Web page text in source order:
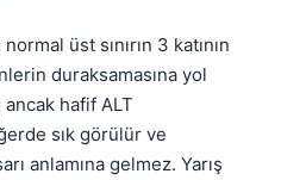
üst sınırın 3 katının
duraksamasına yol
hafif ALT
sık görülür ve
anlamına gelmez. Yarış